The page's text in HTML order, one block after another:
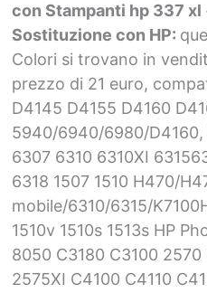
con Stampanti hp 337 xl
Sostituzione con HP:
Colori si trovano in
prezzo di 21 euro,
D4145 D4155 D4160
5940/6940/6980/
6307 6310 6310XI
6318 1507 1510 H470/
mobile/6310/6315/
1510v 1510s 1513s HP
8050 C3180 C3100 2570
2575XI C4100 C4110